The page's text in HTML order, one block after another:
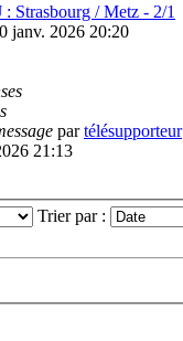
: Strasbourg / Metz - 2/1
janv. 2026 20:20
partélésupporteur
21:13
Trier par :